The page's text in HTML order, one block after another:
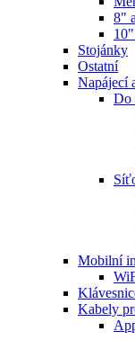
8"
Stojánky
Ostatní
Napájecí
Do
Mobilní
Kabely